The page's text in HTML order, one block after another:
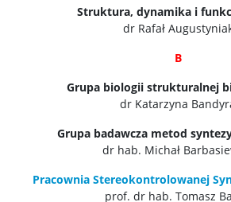
Struktura, dynamika i
dr Rafał
B
Grupa biologii strukturalnej
dr Katarzyna
Grupa badawcza metod
dr hab. Michał
Pracownia Stereokontrolowanej
prof. dr hab. Tomasz